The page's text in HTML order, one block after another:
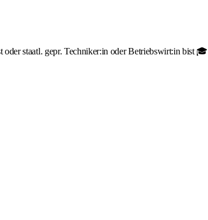
staatl. gepr. Techniker:in oder Betriebswirt:in bist 🎓